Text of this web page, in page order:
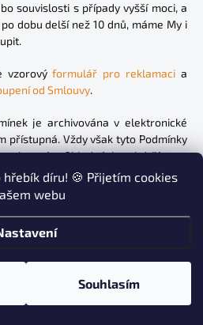
díru! 🍪 Přijetím cookies
webu
Souhlasím
souvislosti s případy vyšší moci, a
dobu delší než 10 dnů, máme My i
vzorovýformulář pro reklamaci a
od Smlouvy.
je archivována v elektronické
přístupná. Vždy však tyto Podmínky
shrnutím Objednávky obdržíte e-
přístup ke Smlouvě i bez Naší
vždy potvrzení Objednávky a
účinnosti 26. 5. 2026